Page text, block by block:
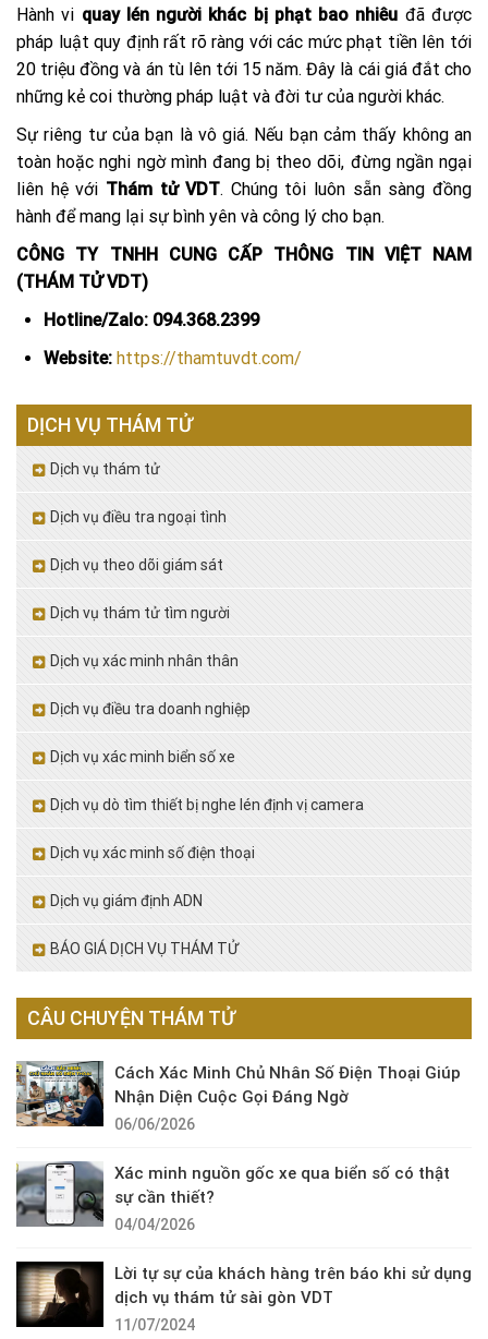
Hành vi quay lén người khác bị phạt bao nhiêu đã được
pháp luật quy định rất rõ ràng với các mức phạt tiền lên tới
20 triệu đồng và án tù lên tới 15 năm. Đây là cái giá đắt cho
những kẻ coi thường pháp luật và đời tư của người khác.
Sự riêng tư của bạn là vô giá. Nếu bạn cảm thấy không an
toàn hoặc nghi ngờ mình đang bị theo dõi, đừng ngần ngại
liên hệ với Thám tử VDT. Chúng tôi luôn sẵn sàng đồng
hành để mang lại sự bình yên và công lý cho bạn.
CÔNG TY TNHH CUNG CẤP THÔNG TIN VIỆT NAM
(THÁM TỬ VDT)
Hotline/Zalo: 094.368.2399
Website: https://thamtuvdt.com/
DỊCH VỤ THÁM TỬ
Dịch vụ thám tử
Dịch vụ điều tra ngoại tình
Dịch vụ theo dõi giám sát
Dịch vụ thám tử tìm người
Dịch vụ xác minh nhân thân
Dịch vụ điều tra doanh nghiệp
Dịch vụ xác minh biển số xe
Dịch vụ dò tìm thiết bị nghe lén định vị camera
Dịch vụ xác minh số điện thoại
Dịch vụ giám định ADN
BÁO GIÁ DỊCH VỤ THÁM TỬ
CÂU CHUYỆN THÁM TỬ
Cách Xác Minh Chủ Nhân Số Điện Thoại Giúp
Nhận Diện Cuộc Gọi Đáng Ngờ
06/06/2026
Xác minh nguồn gốc xe qua biển số có thật
sự cần thiết?
04/04/2026
Lời tự sự của khách hàng trên báo khi sử dụng
dịch vụ thám tử sài gòn VDT
11/07/2024